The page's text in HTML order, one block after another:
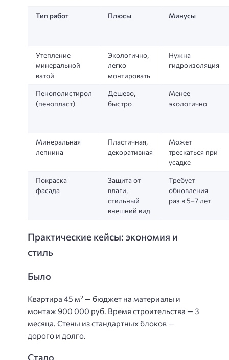
Тип работ Плюсы Минусы
Утепление
минеральной
ватой
Экологично,
легко
монтировать
Нужна
гидроизоляция
Пенополистирол
(пенопласт)
Дешево,
быстро
Менее
экологично
Минеральная
лепнина
Пластичная,
декоративная
Может
трескаться при
усадке
Покраска
фасада
Защита от
влаги,
стильный
внешний вид
Требует
обновления
раз в 5–7 лет
Практические кейсы: экономия и
стиль
Было
Квартира 45 м² — бюджет на материалы и
монтаж 900 000 руб. Время строительства — 3
месяца. Стены из стандартных блоков —
дорого и долго.
Стало